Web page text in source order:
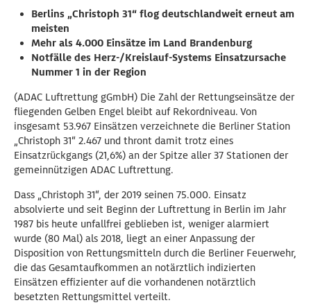
Berlins „Christoph 31“ flog deutschlandweit erneut am
meisten
Mehr als 4.000 Einsätze im Land Brandenburg
Notfälle des Herz-/Kreislauf-Systems Einsatzursache
Nummer 1 in der Region
(ADAC Luftrettung gGmbH) Die Zahl der Rettungseinsätze der
fliegenden Gelben Engel bleibt auf Rekordniveau. Von
insgesamt 53.967 Einsätzen verzeichnete die Berliner Station
„Christoph 31“ 2.467 und thront damit trotz eines
Einsatzrückgangs (21,6%) an der Spitze aller 37 Stationen der
gemeinnützigen ADAC Luftrettung.
Dass „Christoph 31“, der 2019 seinen 75.000. Einsatz
absolvierte und seit Beginn der Luftrettung in Berlin im Jahr
1987 bis heute unfallfrei geblieben ist, weniger alarmiert
wurde (80 Mal) als 2018, liegt an einer Anpassung der
Disposition von Rettungsmitteln durch die Berliner Feuerwehr,
die das Gesamtaufkommen an notärztlich indizierten
Einsätzen effizienter auf die vorhandenen notärztlich
besetzten Rettungsmittel verteilt.